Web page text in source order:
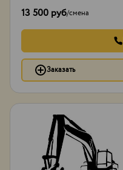
13 500 руб/смена
Заказать